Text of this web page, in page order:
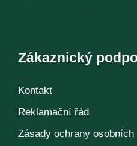
Zákaznický
Kontakt
Reklamační řád
Zásady ochrany osobních